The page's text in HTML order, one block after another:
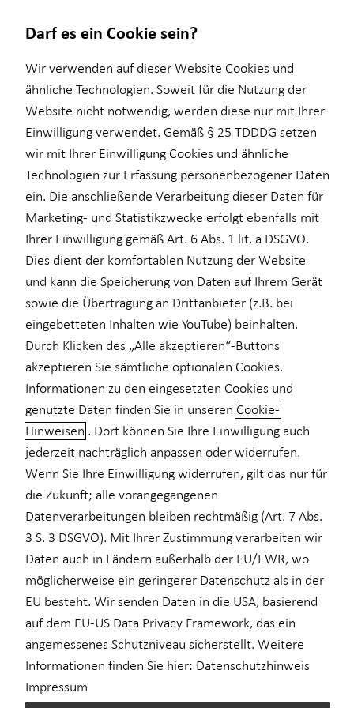
Über mich
Dietmar Arnold
Dietmar Arnold kennenlernen in
Dresden
Sie sind genau richtig hier, für eine
individuelle Beratung
Seit über 30 Jahren bin ich in der Versicherungsbranche „mit
Herz und Verstand“ tätig. Ich berate Privat- und Gewerbekunden
rund um die Themen Versicherungen und Finanzen. Die
Bedeutung einer guten finanziellen Beratung begriff ich
frühzeitig, so dass aus einem anfänglichen Nebenjob eine
Im Jahr 1994 trat ich dem Unternehmen Deutsche Proventus AG
Darf es ein Cookie sein?
Wir verwenden auf dieser Website Cookies und
ähnliche Technologien. Soweit für die Nutzung der
Website nicht notwendig, werden diese nur mit Ihrer
Einwilligung verwendet. Gemäß § 25 TDDDG setzen
wir mit Ihrer Einwilligung Cookies und ähnliche
Technologien zur Erfassung personenbezogener Daten
ein. Die anschließende Verarbeitung dieser Daten für
Marketing- und Statistikzwecke erfolgt ebenfalls mit
Ihrer Einwilligung gemäß Art. 6 Abs. 1 lit. a DSGVO.
Dies dient der komfortablen Nutzung der Website
und kann die Speicherung von Daten auf Ihrem Gerät
sowie die Übertragung an Drittanbieter (z.B. bei
eingebetteten Inhalten wie YouTube) beinhalten.
Durch Klicken des „Alle akzeptieren“-Buttons
akzeptieren Sie sämtliche optionalen Cookies.
Informationen zu den eingesetzten Cookies und
genutzte Daten finden Sie in unseren Cookie-
Hinweisen . Dort können Sie Ihre Einwilligung auch
jederzeit nachträglich anpassen oder widerrufen.
Wenn Sie Ihre Einwilligung widerrufen, gilt das nur für
die Zukunft; alle vorangegangenen
Datenverarbeitungen bleiben rechtmäßig (Art. 7 Abs.
3 S. 3 DSGVO). Mit Ihrer Zustimmung verarbeiten wir
Daten auch in Ländern außerhalb der EU/EWR, wo
möglicherweise ein geringerer Datenschutz als in der
EU besteht. Wir senden Daten in die USA, basierend
auf dem EU-US Data Privacy Framework, das ein
angemessenes Schutzniveau sicherstellt. Weitere
Informationen finden Sie hier: Datenschutzhinweis
Impressum